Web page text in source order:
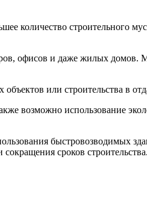
количество строительного
офисов и даже жилых домов.
или строительства в
возможно использование
быстровозводимых
сроков строительства.